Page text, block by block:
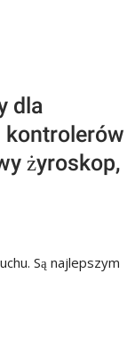
dla
kontrolerów
żyroskop,
Są najlepszym